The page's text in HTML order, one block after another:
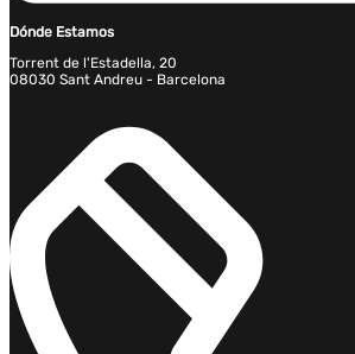
Dónde Estamos
Torrent de l'Estadella, 20
08030 Sant Andreu - Barcelona